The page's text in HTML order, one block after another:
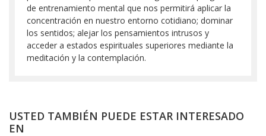
de entrenamiento mental que nos permitirá aplicar la
concentración en nuestro entorno cotidiano; dominar
los sentidos; alejar los pensamientos intrusos y
acceder a estados espirituales superiores mediante la
meditación y la contemplación.
USTED TAMBIÉN PUEDE ESTAR INTERESADO
EN